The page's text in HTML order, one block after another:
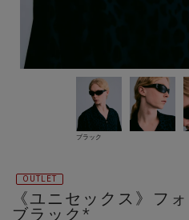
ブラック
OUTLET
《ユニセックス》フ
ブラック*